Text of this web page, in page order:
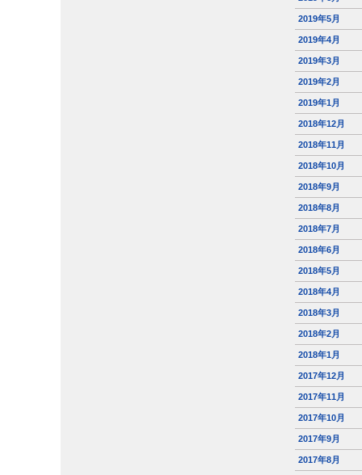
2019年5月
2019年4月
2019年3月
2019年2月
2019年1月
2018年12月
2018年11月
2018年10月
2018年9月
2018年8月
2018年7月
2018年6月
2018年5月
2018年4月
2018年3月
2018年2月
2018年1月
2017年12月
2017年11月
2017年10月
2017年9月
2017年8月